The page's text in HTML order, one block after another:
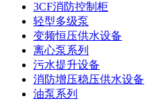
3CF消防控制柜
轻型多级泵
变频恒压供水设备
离心泵系列
污水提升设备
消防增压稳压供水设备
油泵系列